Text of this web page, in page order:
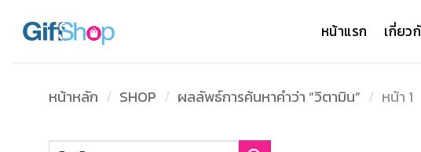
เนื้อหา
หน้าแรก เกี่ยว
หน้าหลัก / SHOP / ผลลัพธ์การค้นหาคำว่า “วิตามิน” / หน้า 1
ค้นหา: